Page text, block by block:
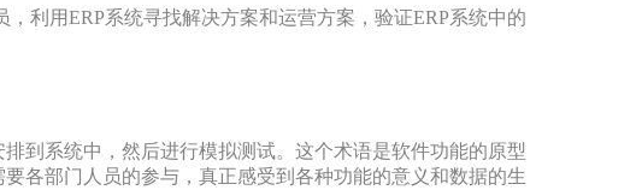
利用ERP系统寻找解决方案和运营方案，验证ERP系统中的
到系统中，然后进行模拟测试。这个术语是软件功能的原型
各部门人员的参与，真正感受到各种功能的意义和数据的生